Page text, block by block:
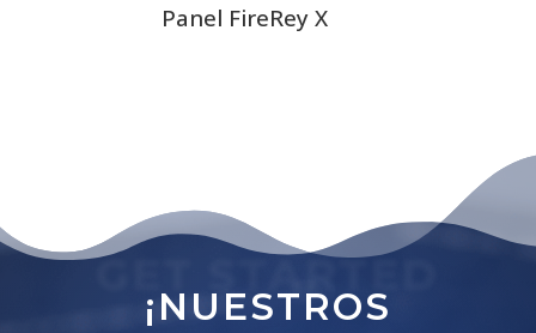
Panel FireRey X
GET STARTED
¡NUESTROS